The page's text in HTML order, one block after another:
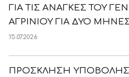
ΓΙΑ ΤΙΣ ΑΝΑΓΚΕΣ ΤΟΥ
ΑΓΡΙΝΙΟΥ ΓΙΑ ΔΥΟ
15.07.2026
ΠΡΟΣΚΛΗΣΗ